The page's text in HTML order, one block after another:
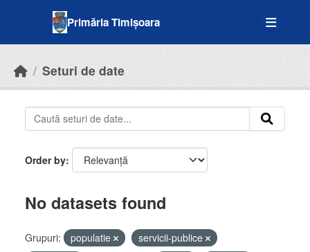
Primăria Timișoara
Seturi de date
Order by
No datasets found
Grupuri: populatie
servicii-publice